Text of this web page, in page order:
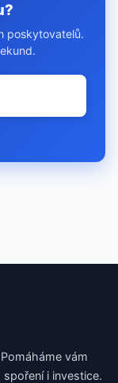
poskytovatelů.
vám
i investice.